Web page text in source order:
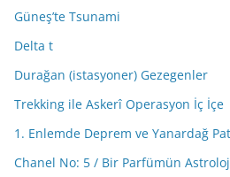
Güneş’te Tsunami
Delta t
Durağan (istasyoner) Gezegenler
Trekking ile Askerî Operasyon İç İçe
1. Enlemde Deprem ve Yanardağ
Chanel No: 5 / Bir Parfümün